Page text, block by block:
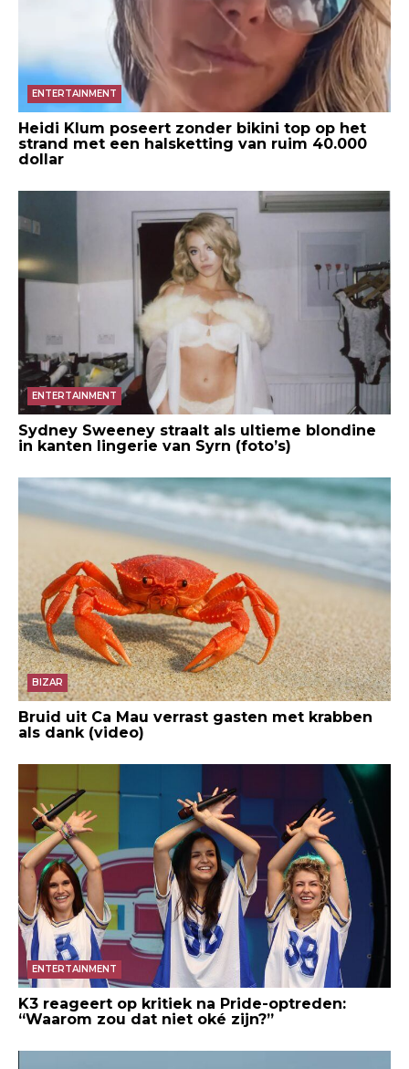
ENTERTAINMENT
Heidi Klum poseert zonder bikini top op het
strand met een halsketting van ruim 40.000
dollar
ENTERTAINMENT
Sydney Sweeney straalt als ultieme blondine
in kanten lingerie van Syrn (foto’s)
BIZAR
Bruid uit Ca Mau verrast gasten met krabben
als dank (video)
ENTERTAINMENT
K3 reageert op kritiek na Pride-optreden:
“Waarom zou dat niet oké zijn?”